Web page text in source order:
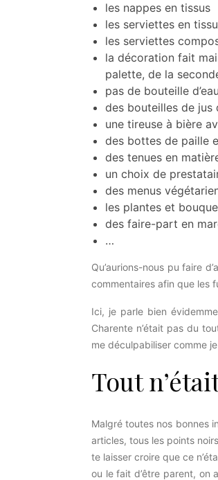
les nappes en tissus
les serviettes en
les serviettes
la décoration fait
palette, de la
pas de bouteille
des bouteilles de jus
une tireuse à bière
des bottes de paille
des tenues en
un choix de
des menus
les plantes et
des faire-part en
…
Qu’aurions-nous pu faire
commentaires afin que les
Ici, je parle bien
Charente n’était pas du
me déculpabiliser comme
Tout
Malgré toutes nos bonnes
articles, tous les points
te laisser croire que ce
ou le fait d’être parent, on